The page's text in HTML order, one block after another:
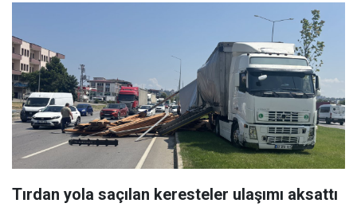
Tırdan yola saçılan keresteler ulaşımı aksattı